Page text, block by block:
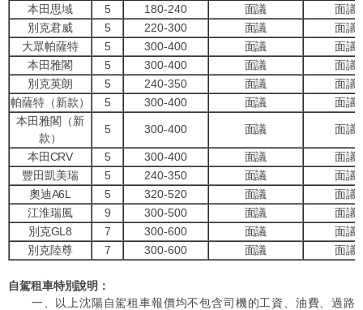
本田思域
5 180-240 面議
面議
別克君威
5 220-300 面議
面議
大眾帕薩特
5 300-400 面議
面議
本田雅閣
5 300-400 面議
面議
別克英朗
5 240-350 面議
面議
帕薩特（新款）
5 300-400 面議
面議
本田雅閣（新
款）
5 300-400 面議 面議
本田CRV 5 300-400 面議
面議
豐田凱美瑞
5 240-350 面議
面議
奧迪A6L
5 320-520 面議
面議
江淮瑞風
9 300-500 面議
面議
別克GL8
7 300-600 面議
面議
別克陸尊
7 300-600 面議 面議
自駕租車特別說明 ：
一、以上沈陽自駕租車報價均不包含司機的工資、油費、過路